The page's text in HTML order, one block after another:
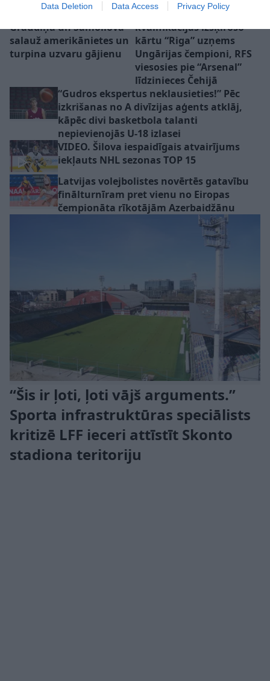
Data Deletion Data Access Privacy Policy
Nervus kutinošā cīņā
Graudiņa un Samoilova
salauž amerikānietes un
turpina uzvaru gājienu
Cīņā par Eirokausu
kvalifikācijas izšķirošo
kārtu “Riga” uzņems
Ungārijas čempioni, RFS
viesosies pie “Arsenal”
līdzinieces Čehijā
“Gudros ekspertus neklausieties!” Pēc
izkrišanas no A divīzijas aģents atklāj,
kāpēc divi basketbola talanti
nepievienojās U-18 izlasei
VIDEO. Šilova iespaidīgais atvairījums
iekļauts NHL sezonas TOP 15
Latvijas volejbolistes novērtēs gatavību
finālturnīram pret vienu no Eiropas
čempionāta rīkotājām Azerbaidžānu
“Šis ir ļoti, ļoti vājš arguments.”
Sporta infrastruktūras speciālists
kritizē LFF ieceri attīstīt Skonto
stadiona teritoriju